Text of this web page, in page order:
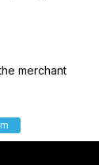
merchant